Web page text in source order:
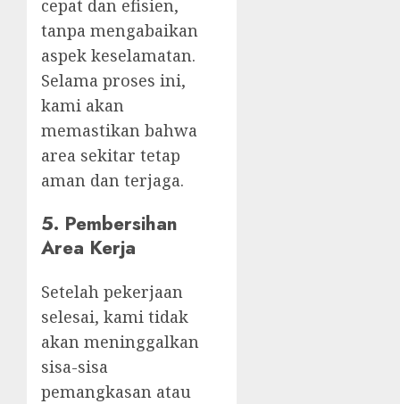
cepat dan efisien,
tanpa mengabaikan
aspek keselamatan.
Selama proses ini,
kami akan
memastikan bahwa
area sekitar tetap
aman dan terjaga.
5. Pembersihan
Area Kerja
Setelah pekerjaan
selesai, kami tidak
akan meninggalkan
sisa-sisa
pemangkasan atau